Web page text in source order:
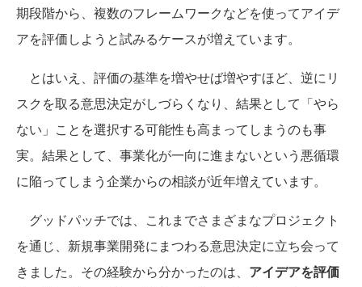
期段階から、複数のフレームワークなどを使ってアイデ
アを評価しようと試みるケースが増えています。
とはいえ、評価の基準を増やせば増やすほど、逆にリ
スクを取る意思決定がしづらくなり、結果として「やら
ない」ことを選択する可能性も高まってしまうのも事
実。結果として、事業化が一向に進まないという悪循環
に陥ってしまう企業からの相談が近年増えています。
グッドパッチでは、これまでさまざまなプロジェクト
を通じ、新規事業開発にまつわる意思決定に立ち会って
きました。その経験から分かったのは、 アイデアを評価